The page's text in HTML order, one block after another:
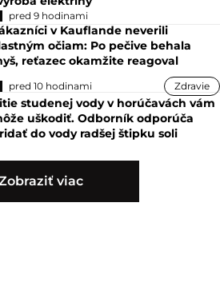
pred 9 hodinami
v Kauflande neverili
očiam: Po pečive behala
reťazec okamžite reagoval
pred 10 hodinami Zdravie
studenej vody v horúčavách vám
uškodiť. Odborník odporúča
do vody radšej štipku soli
viac